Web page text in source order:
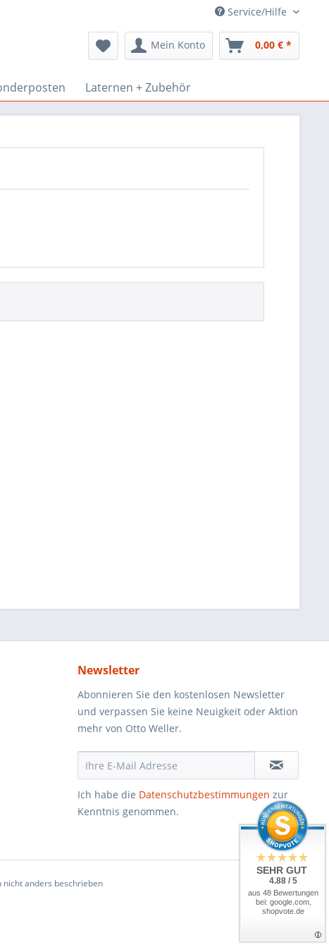
Service/Hilfe
Mein Konto 0,00 € *
Laternen + Zubehör
Newsletter
Abonnieren Sie den kostenlosen Newsletter
und verpassen Sie keine Neuigkeit oder Aktion
mehr von Otto Weller.
Ich habe die Datenschutzbestimmungen zur
Kenntnis genommen.
anders beschrieben
SEHR GUT
4.88 / 5
aus 48 Bewertungen
bei: google.com,
shopvote.de